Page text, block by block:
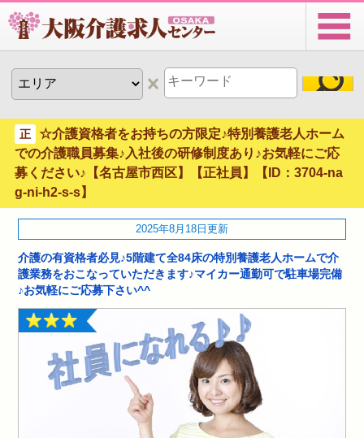
正
☆介護資格者をお持ちの方限定♪特別養護老人ホーム
での介護職員募集♪入社後の研修制度あり♪お気軽にご応
募ください♪【名古屋市西区】【正社員】【ID：3704-na
g-ni-h2-s-s】
2025年8月18日更新
介護の有資格者必見♪5階建て全84床の特別養護老人ホームで介
護業務をおこなっていただきます♪マイカー通勤可で駐車場完備
♪お気軽にご応募下さい^^